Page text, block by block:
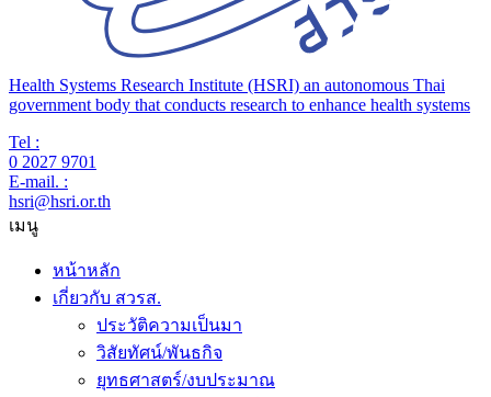
Health Systems Research Institute (HSRI) an autonomous Thai
government body that conducts research to enhance health systems
Tel :
0 2027 9701
E-mail. :
hsri@hsri.or.th
เมนู
หน้าหลัก
เกี่ยวกับ สวรส.
ประวัติความเป็นมา
วิสัยทัศน์/พันธกิจ
ยุทธศาสตร์/งบประมาณ